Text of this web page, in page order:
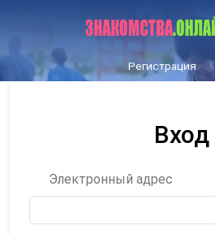
Регистрация
Вход
Электронный адрес